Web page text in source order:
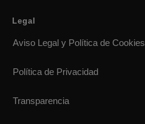
Legal
Aviso Legal y Política de Cookies
Política de Privacidad
Transparencia